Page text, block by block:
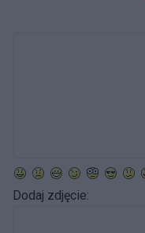
Dodaj zdjęcie: